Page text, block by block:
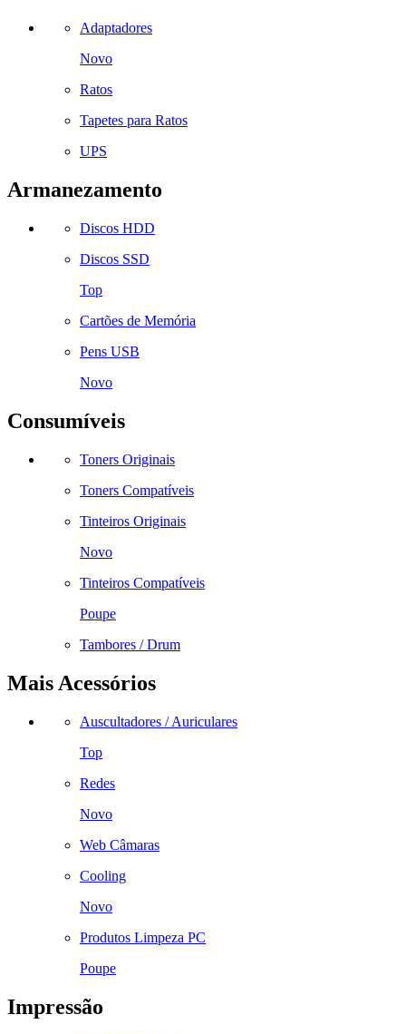
Adaptadores
Novo
Ratos
Tapetes para Ratos
UPS
Armanezamento
Discos HDD
Discos SSD
Top
Cartões de Memória
Pens USB
Novo
Consumíveis
Toners Originais
Toners Compatíveis
Tinteiros Originais
Novo
Tinteiros Compatíveis
Poupe
Tambores / Drum
Mais Acessórios
Auscultadores / Auriculares
Top
Redes
Novo
Web Câmaras
Cooling
Novo
Produtos Limpeza PC
Poupe
Impressão